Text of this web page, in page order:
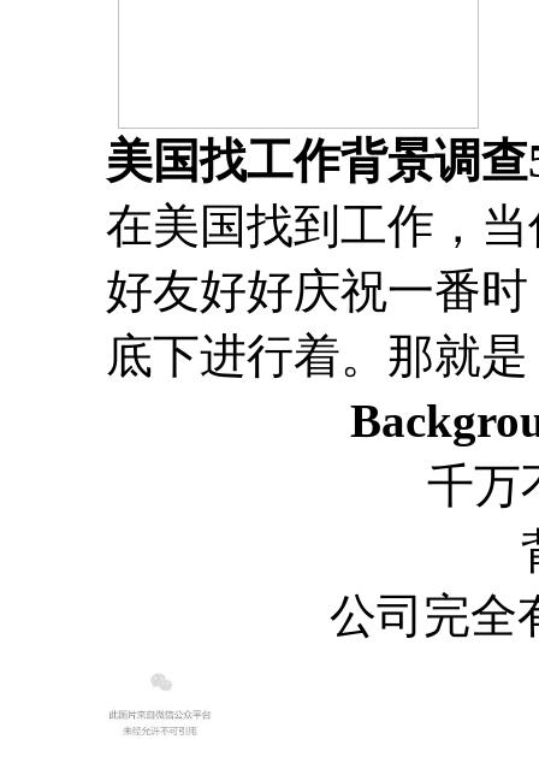
美国找工作背景调
在美国找到工作，
好友好好庆祝一番
底下进行着。那就是
千万
公司完全